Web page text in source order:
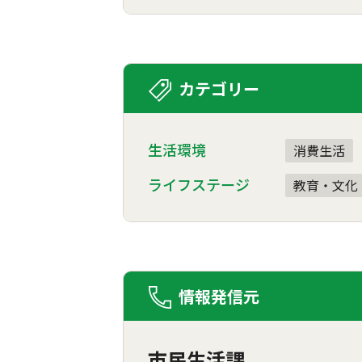
カテゴリー
生活環境 消費生活
ライフステージ 教育・文化
情報発信元